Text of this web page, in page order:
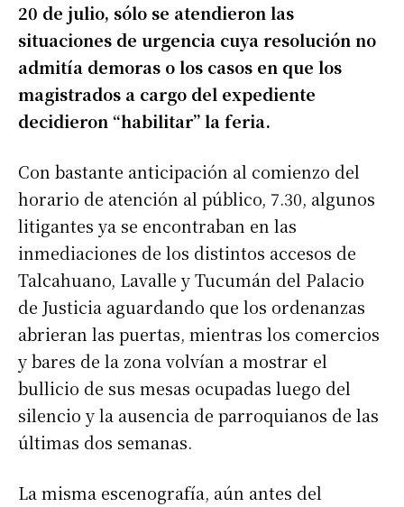
20 de julio, sólo se atendieron las
situaciones de urgencia cuya resolución no
admitía demoras o los casos en que los
magistrados a cargo del expediente
decidieron “habilitar” la feria.
Con bastante anticipación al comienzo del
horario de atención al público, 7.30, algunos
litigantes ya se encontraban en las
inmediaciones de los distintos accesos de
Talcahuano, Lavalle y Tucumán del Palacio
de Justicia aguardando que los ordenanzas
abrieran las puertas, mientras los comercios
y bares de la zona volvían a mostrar el
bullicio de sus mesas ocupadas luego del
silencio y la ausencia de parroquianos de las
últimas dos semanas.
La misma escenografía, aún antes del